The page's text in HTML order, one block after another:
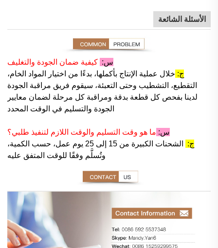
الأسئلة الشائعة
س: كيفية ضمان الجودة والتغليف
ج: خلال عملية الإنتاج بأكملها، بدءًا من اختيار المواد الخام،
التقطيع، التشطيب وحتى التعبئة، سيقوم فريق مراقبة الجودة
لدينا بفحص كل قطعة بدقة ومراقبة كل مرحلة لضمان معايير
الجودة والتسليم في الوقت المحدد
س: ما هو وقت التسليم والوقت اللازم لتنفيذ طلبي؟
ج:
الشحنات الكبيرة من 15 إلى 25 يوم عمل، حسب الكمية،
وتُسلَّم وفقًا للوقت المتفق عليه